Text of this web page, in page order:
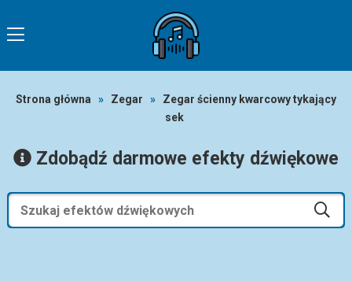
Strona główna » Zegar »
Zegar ścienny kwarcowy tykający
sek
Zdobądź darmowe efekty dźwiękowe